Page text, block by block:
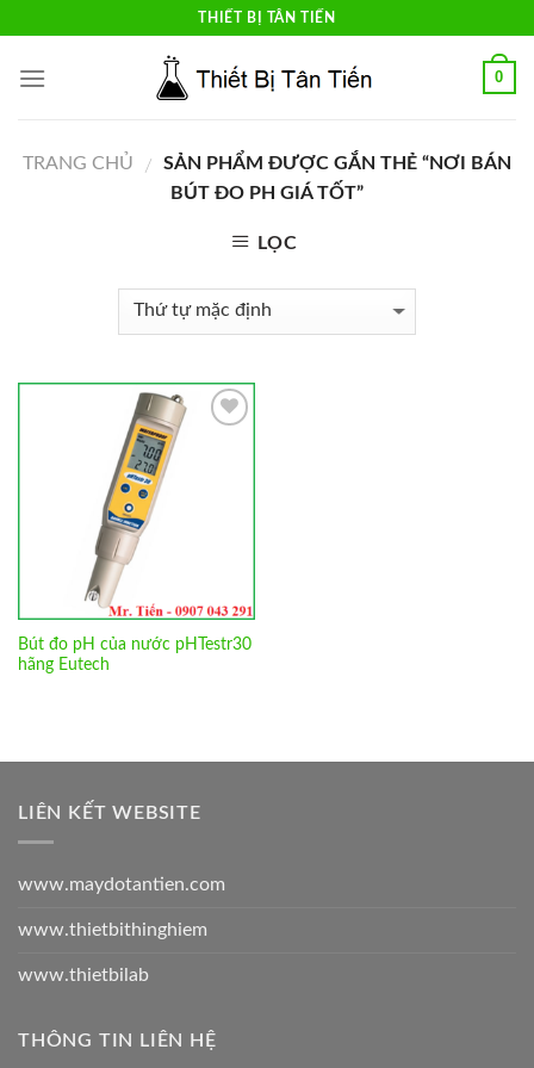
content
THIẾT BỊ TÂN TIẾN
0
TRANG CHỦ /
SẢN PHẨM ĐƯỢC GẮN THẺ “NƠI BÁN
BÚT ĐO PH GIÁ TỐT”
LỌC
Bút đo pH của nước pHTestr30
hãng Eutech
LIÊN KẾT WEBSITE
www.maydotantien.com
www.thietbithinghiem
www.thietbilab
THÔNG TIN LIÊN HỆ